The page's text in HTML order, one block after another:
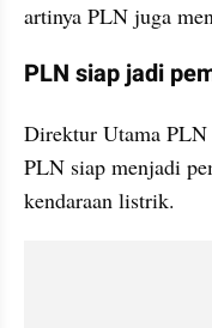
artinya PLN juga
PLN siap jadi
Direktur Utama PLN
PLN siap menjadi
kendaraan listrik.